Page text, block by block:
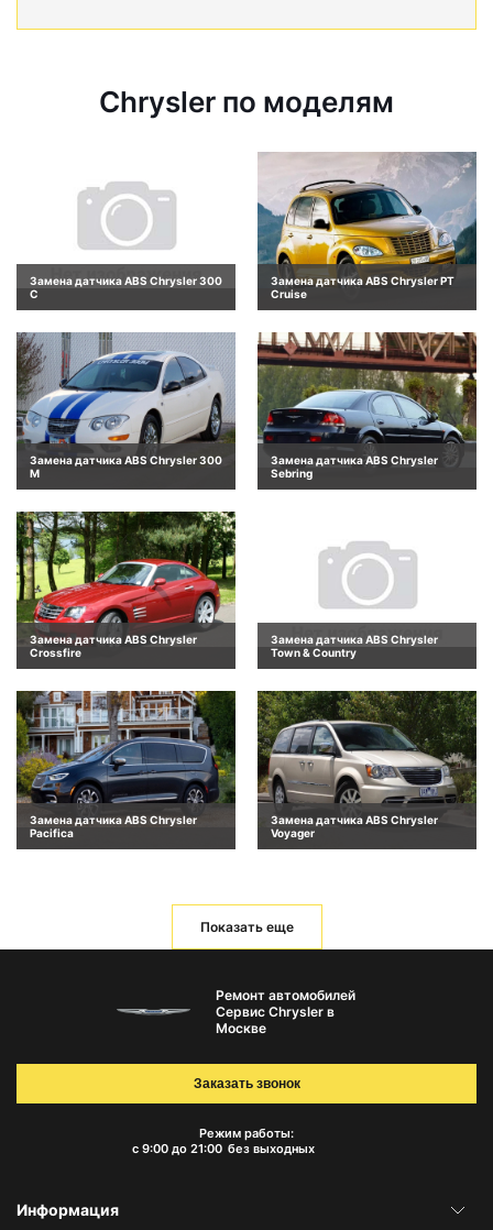
Chrysler по моделям
Замена датчика ABS Chrysler 300
C
Замена датчика ABS Chrysler PT
Cruise
Замена датчика ABS Chrysler 300
M
Замена датчика ABS Chrysler
Sebring
Замена датчика ABS Chrysler
Crossfire
Замена датчика ABS Chrysler
Town & Country
Замена датчика ABS Chrysler
Pacifica
Замена датчика ABS Chrysler
Voyager
Показать еще
Ремонт автомобилей
Сервис Chrysler в
Москве
Режим работы:
с 9:00 до 21:00 без выходных
Заказать звонок
Информация